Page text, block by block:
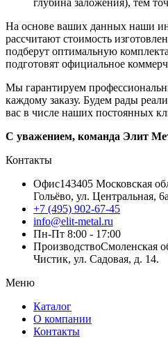
глубина заложения), тем
На основе ваших данных наши
рассчитают стоимость
подберут оптимальную
подготовят официальное
Мы гарантируем
каждому заказу. Будем рады
вас в числе наших постоянных
С уважением, команда Элит
Контакты
Офис143405 Московская
Гольёво, ул. Центральная, 6a
+7 (495) 902-67-45
info@elit-metal.ru
Пн-Пт 8:00 - 17:00
ПроизводствоСмоленская
Чистик, ул. Садовая, д. 14.
Меню
Каталог
О компании
Контакты